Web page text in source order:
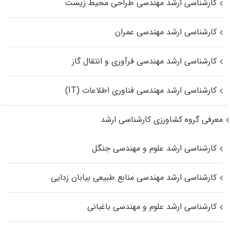
کارشناسی ارشد مهندسی طراحی محیط زیست
کارشناسی ارشد مهندسی عمران
کارشناسی ارشد مهندسی فرآوری و انتقال گاز
کارشناسی ارشد مهندسی فناوری اطلاعات (IT)
معرفی گروه کشاورزی کارشناسی ارشد
کارشناسی ارشد علوم و مهندسی جنگل
کارشناسی ارشد مهندسی منابع طبیعی بیابان زدایی
کارشناسی ارشد علوم و مهندسی باغبانی